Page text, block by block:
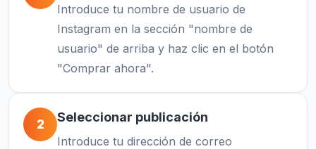
Introduce tu nombre de usuario de
Instagram en la sección "nombre de
usuario" de arriba y haz clic en el botón
"Comprar ahora".
2 Seleccionar publicación
Introduce tu dirección de correo